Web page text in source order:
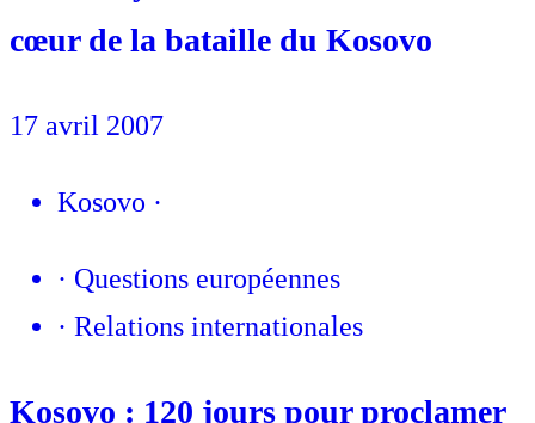
cœur de la bataille du Kosovo
17 avril 2007
Kosovo ·
· Questions européennes
· Relations internationales
Kosovo : 120 jours pour proclamer